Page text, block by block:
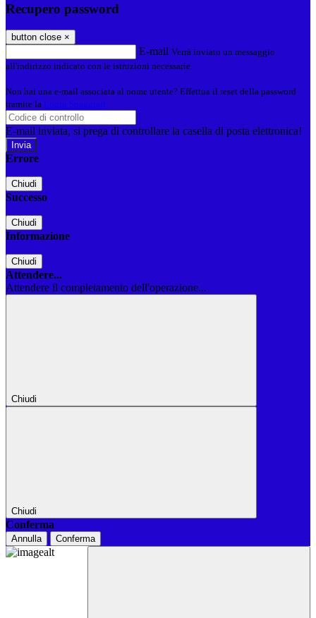
Recupero password
button close ×
E-mail Verrà inviato un messaggio
all'indirizzo indicato con le istruzioni necessarie.
Non hai una e-mail associata al nome utente? Effettua il reset della password
tramite la Login Spaggiari
E-mail inviata, si prega di controllare la casella di posta elettronica!
Errore
Chiudi
Successo
Chiudi
Informazione
Chiudi
Attendere...
Attendere il completamento dell'operazione...
Chiudi
Chiudi
Conferma
Annulla Conferma